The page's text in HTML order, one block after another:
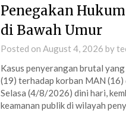
Penegakan
di Bawah Umur
Posted on August 4, 2026 by
Kasus penyerangan brutal
(19) terhadap korban MAN (16)
Selasa (4/8/2026) dini hari,
keamanan publik di wilayah